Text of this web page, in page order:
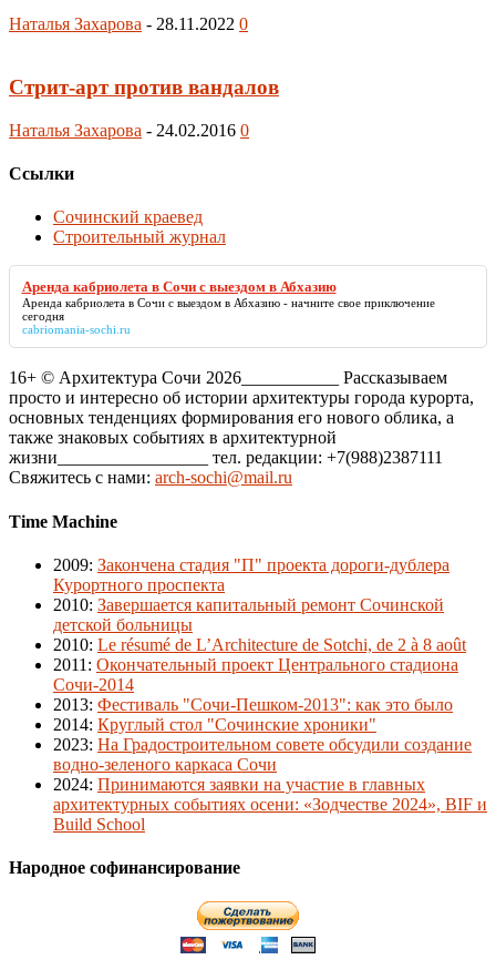
Наталья Захарова - 28.11.2022 0
Стрит-арт против вандалов
Наталья Захарова - 24.02.2016 0
Ссылки
Сочинский краевед
Строительный журнал
Аренда кабриолета в Сочи с выездом в Абхазию
Аренда кабриолета в Сочи с выездом в Абхазию- начните свое приключение
сегодня
cabriomania-sochi.ru
16+ © Архитектура Сочи 2026___________ Рассказываем
просто и интересно об истории архитектуры города курорта,
основных тенденциях формирования его нового облика, а
также знаковых событиях в архитектурной
жизни_________________ тел. редакции: +7(988)2387111
Свяжитесь с нами: arch-sochi@mail.ru
Time Machine
2009: Закончена стадия "П" проекта дороги-дублера
Курортного проспекта
2010: Завершается капитальный ремонт Сочинской
детской больницы
2010: Le résumé de L’Architecture de Sotchi, de 2 à 8 août
2011 : Окончательный проект Центрального стадиона
Сочи-2014
2013: Фестиваль "Сочи-Пешком-2013": как это было
2014: Круглый стол "Сочинские хроники"
2023: На Градостроительном совете обсудили создание
водно-зеленого каркаса Сочи
2024: Принимаются заявки на участие в главных
архитектурных событиях осени: «Зодчестве 2024», BIF и
Build School
Народное софинансирование